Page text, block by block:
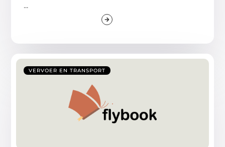
...
VERVOER EN TRANSPORT